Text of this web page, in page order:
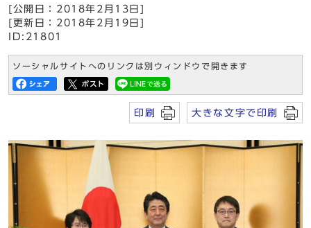
[公開日：2018年2月13日]
[更新日：2018年2月19日]
ID:21801
ソーシャルサイトへのリンクは別ウィンドウで開きます
印刷 大きな文字で印刷